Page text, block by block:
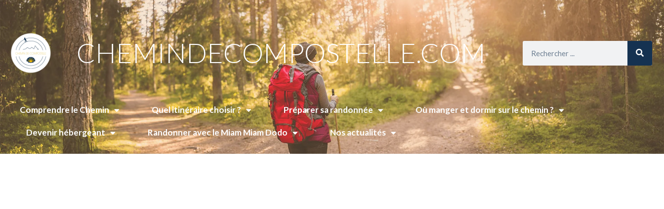
CHEMINDECOMPOSTELLE.COM
Comprendre le Chemin Quel itinéraire choisir ? Préparer sa randonnée Où manger et dormir sur le chemin ?
Devenir hébergeant Randonner avec le Miam Miam Dodo Nos actualités